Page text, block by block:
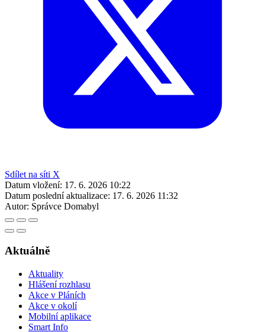
Sdílet na síti X
Datum vložení: 17. 6. 2026 10:22
Datum poslední aktualizace: 17. 6. 2026 11:32
Autor: Správce Domabyl
Aktuálně
Aktuality
Hlášení rozhlasu
Akce v Pláních
Akce v okolí
Mobilní aplikace
Smart Info